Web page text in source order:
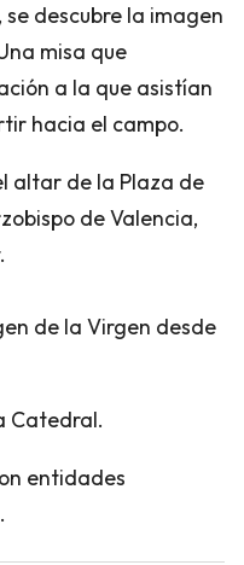
descubre la imagen
misa que
a la que asistían
hacia el campo.
altar de la Plaza de
de Valencia,
de la Virgen desde
Catedral.
entidades